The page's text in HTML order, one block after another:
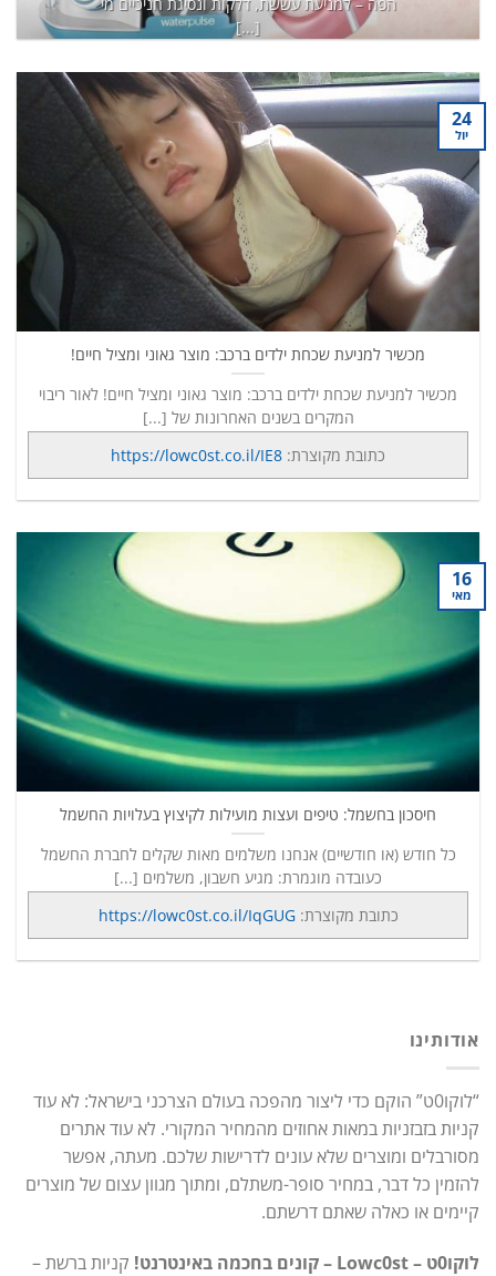
[...]
המשך קריאה→
מכשיר למניעת שכחת ילדים ברכב: מוצר גאוני ומציל חיים!
מכשיר למניעת שכחת ילדים ברכב: מוצר גאוני ומציל חיים! לאור ריבוי
המקרים בשנים האחרונות של [...]
כתובת מקוצרת: https://lowc0st.co.il/IE8
24
יול
חיסכון בחשמל: טיפים ועצות מועילות לקיצוץ בעלויות החשמל
כל חודש (או חודשיים) אנחנו משלמים מאות שקלים לחברת החשמל
כעובדה מוגמרת: מגיע חשבון, משלמים [...]
כתובת מקוצרת:https://lowc0st.co.il/IqGUG
16
מאי
אודותינו
“לוקו0ט” הוקם כדי ליצור מהפכה בעולם הצרכני בישראל: לא עוד
קניות בזבזניות במאות אחוזים מהמחיר המקורי. לא עוד אתרים
מסורבלים ומוצרים שלא עונים לדרישות שלכם. מעתה, אפשר
להזמין כל דבר, במחיר סופר-משתלם, ומתוך מגוון עצום של מוצרים
קיימים או כאלה שאתם דרשתם.
לוקו0ט – Lowc0st – קונים בחכמה באינטרנט!
קניות ברשת –